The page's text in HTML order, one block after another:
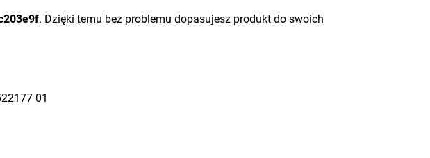
. Dzięki temu bez problemu dopasujesz produkt do swoich
01